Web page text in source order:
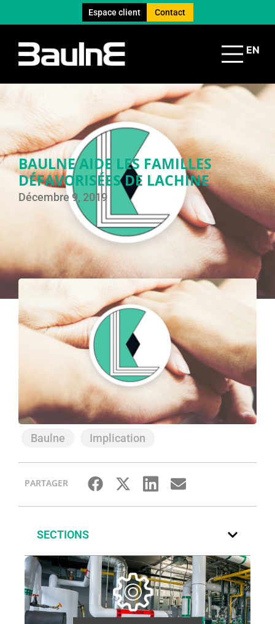
Espace client Contact
EN
BAULNE AIDE LES FAMILLES
DÉFAVORISÉES DE LACHINE
Décembre 9, 2019
Baulne Implication
PARTAGER
SECTIONS